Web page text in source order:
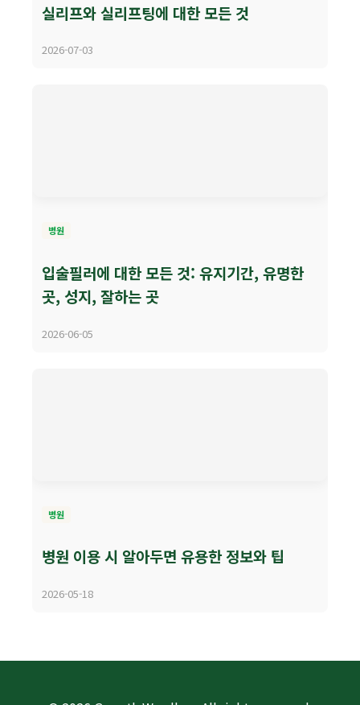
실리프와 실리프팅에 대한 모든 것
2026-07-03
병원
입술필러에 대한 모든 것: 유지기간, 유명한
곳, 성지, 잘하는 곳
2026-06-05
병원
병원 이용 시 알아두면 유용한 정보와 팁
2026-05-18